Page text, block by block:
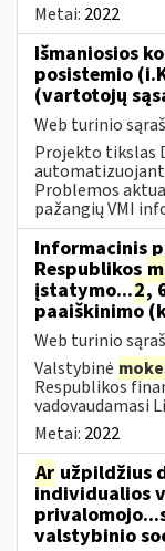
Metai: 2022
Išmaniosios
posistemio
(vartotojų
Web turinio
Projekto tikslas
automatizuojant
Problemos
pažangių VMI
Informacinis
Respublikos
įstatymo...2,
paaiškinimo
Web turinio
Valstybinė
Respublikos
vadovaudamasi
Metai: 2022
Ar užpildžius
individualios
valstybinio